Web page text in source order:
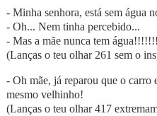
- Minha senhora, está sem água
- Oh... Nem tinha percebido...
- Mas a mãe nunca tem água!!!!!!!
(Lanças o teu olhar 261 sem o
- Oh mãe, já reparou que o carro
mesmo velhinho!
(Lanças o teu olhar 417